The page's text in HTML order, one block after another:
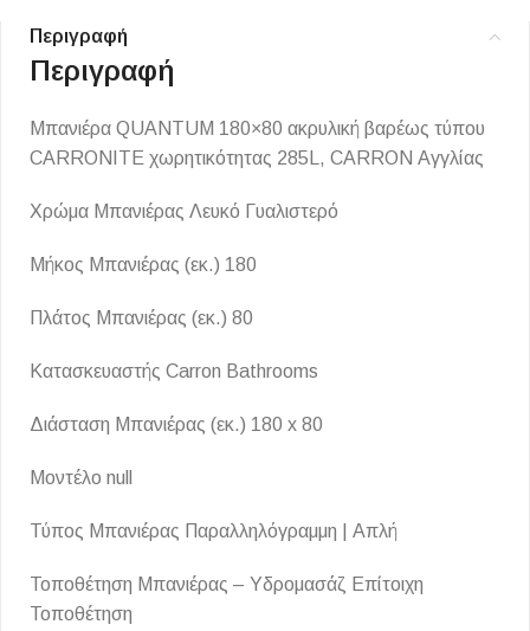
Περιγραφή
Περιγραφή
Μπανιέρα QUANTUM 180×80 ακρυλική βαρέως τύπου
CARRONITE χωρητικότητας 285L, CARRON Αγγλίας
Χρώμα Μπανιέρας Λευκό Γυαλιστερό
Μήκος Μπανιέρας (εκ.) 180
Πλάτος Μπανιέρας (εκ.) 80
Κατασκευαστής Carron Bathrooms
Διάσταση Μπανιέρας (εκ.) 180 x 80
Μοντέλο null
Τύπος Μπανιέρας Παραλληλόγραμμη | Απλή
Τοποθέτηση Μπανιέρας – Υδρομασάζ Επίτοιχη
Τοποθέτηση